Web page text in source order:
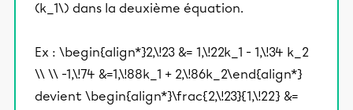
(k_1\) dans la deuxième équation.
Ex : \begin{align*}2,\!23 &= 1,\!22k_1 - 1,\!34 k_2
\\ \\ -1,\!74 &=1,\!88k_1 + 2,\!86k_2\end{align*}
devient \begin{align*}\frac{2,\!23}{1,\!22} &=